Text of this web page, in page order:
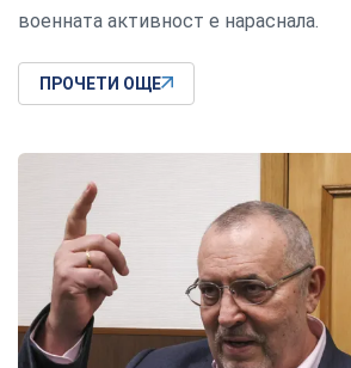
военната активност е нараснала.
ПРОЧЕТИ ОЩЕ